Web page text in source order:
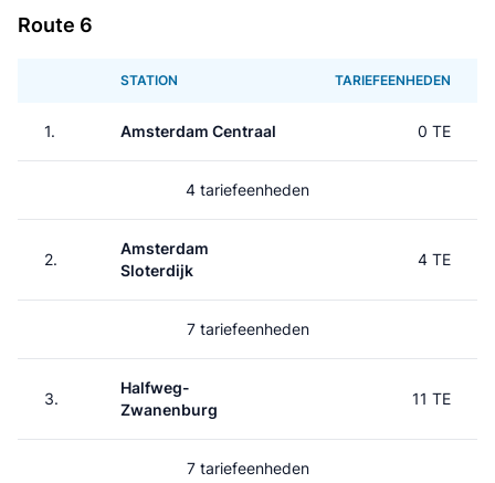
Route 6
STATION TARIEFEENHEDEN
1. Amsterdam Centraal 0 TE
4 tariefeenheden
2.
Amsterdam
Sloterdijk
4 TE
7 tariefeenheden
3.
Halfweg-
Zwanenburg
11 TE
7 tariefeenheden